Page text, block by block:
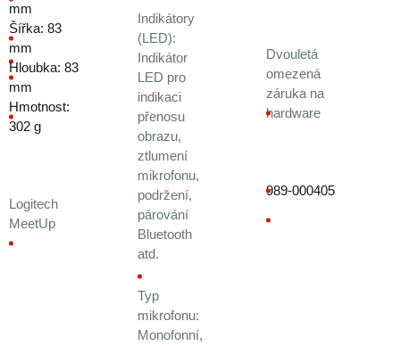
mm
Šířka: 83
mm
Hloubka: 83
mm
Hmotnost:
302 g
Logitech
MeetUp
Indikátory
(LED):
Indikátor
LED pro
indikaci
přenosu
obrazu,
ztlumení
mikrofonu,
podržení,
párování
Bluetooth
atd.
Typ
mikrofonu:
Monofonní,
Dvouletá
omezená
záruka na
hardware
989-000405